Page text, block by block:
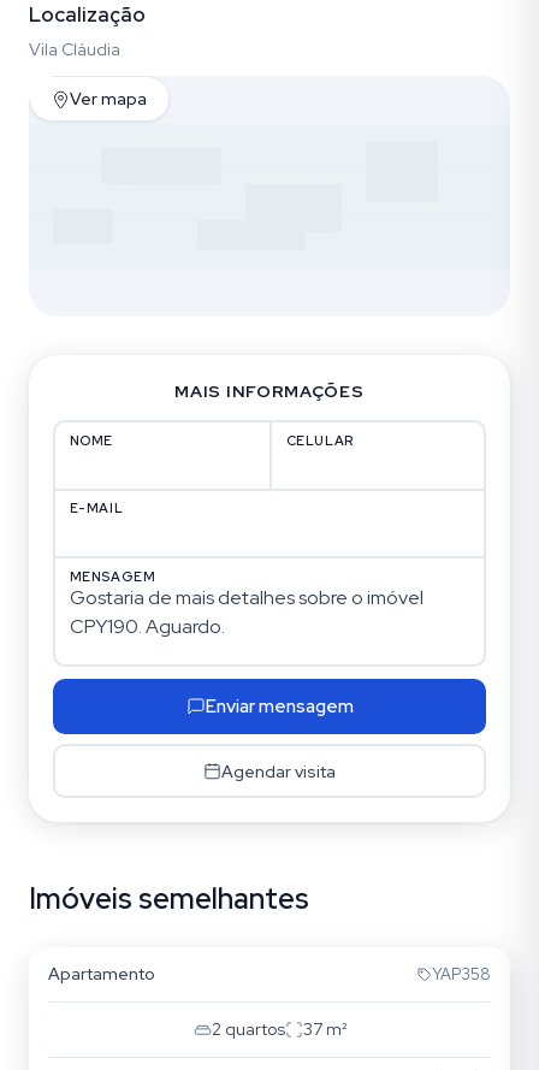
Localização
Vila Cláudia
Ver mapa
MAIS INFORMAÇÕES
NOME CELULAR
E-MAIL
MENSAGEM
Enviar mensagem
Agendar visita
Imóveis semelhantes
Mooca
Apartamento YAP358
2 quartos 37m²